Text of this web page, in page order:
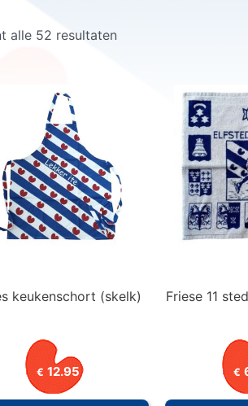
alle 52 resultaten
keukenschort (skelk)
€ 12.95
Friese 11
€